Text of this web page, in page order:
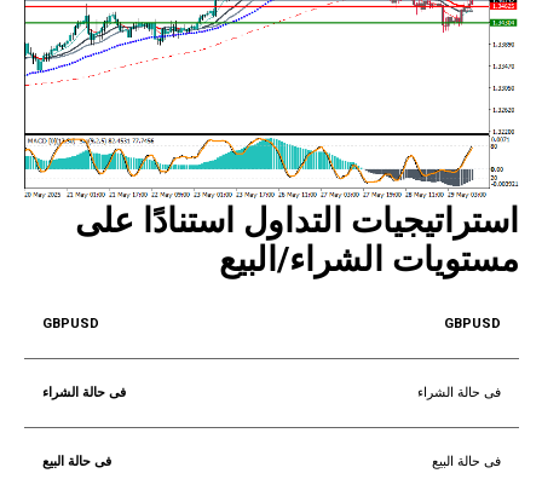
استراتيجيات التداول استنادًا على
مستويات الشراء/البيع
GBPUSD
فى حالة الشراء
فى حالة البيع